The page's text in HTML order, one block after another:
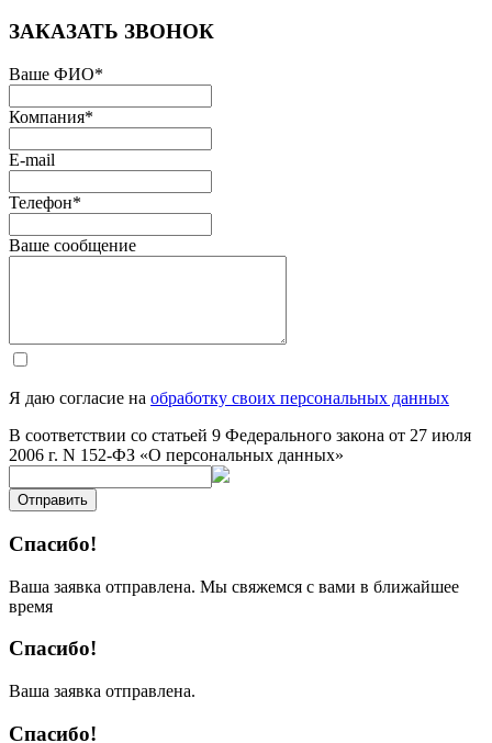
ЗАКАЗАТЬ ЗВОНОК
Ваше ФИО*
Компания*
E-mail
Телефон*
Ваше сообщение
Я даю согласие на обработку своих персональных данных
В соответствии со статьей 9 Федерального закона от 27 июля
2006 г. N 152-ФЗ «О персональных данных»
Отправить
Спасибо!
Ваша заявка отправлена. Мы свяжемся с вами в ближайшее
время
Спасибо!
Ваша заявка отправлена.
Спасибо!